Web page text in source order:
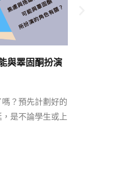
與睪固酮扮演
？預先計劃好的
是不論學生或上